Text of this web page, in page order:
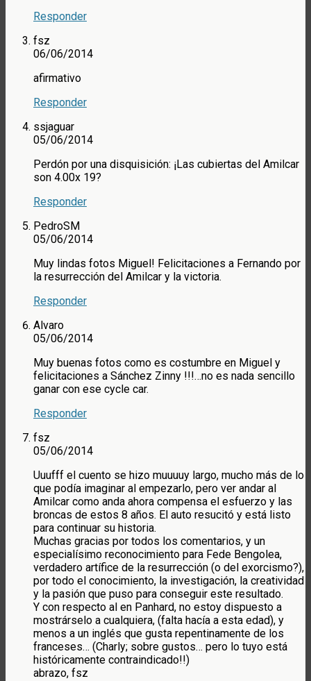
Responder
fsz
06/06/2014
afirmativo
Responder
ssjaguar
05/06/2014
Perdón por una disquisición: ¡Las cubiertas del Amilcar
son 4.00x 19?
Responder
PedroSM
05/06/2014
Muy lindas fotos Miguel! Felicitaciones a Fernando por
la resurrección del Amilcar y la victoria.
Responder
Alvaro
05/06/2014
Muy buenas fotos como es costumbre en Miguel y
felicitaciones a Sánchez Zinny !!!…no es nada sencillo
ganar con ese cycle car.
Responder
fsz
05/06/2014
Uuufff el cuento se hizo muuuuy largo, mucho más de lo
que podía imaginar al empezarlo, pero ver andar al
Amilcar como anda ahora compensa el esfuerzo y las
broncas de estos 8 años. El auto resucitó y está listo
para continuar su historia.
Muchas gracias por todos los comentarios, y un
especialísimo reconocimiento para Fede Bengolea,
verdadero artífice de la resurrección (o del exorcismo?),
por todo el conocimiento, la investigación, la creatividad
y la pasión que puso para conseguir este resultado.
Y con respecto al en Panhard, no estoy dispuesto a
mostrárselo a cualquiera, (falta hacía a esta edad), y
menos a un inglés que gusta repentinamente de los
franceses… (Charly; sobre gustos… pero lo tuyo está
históricamente contraindicado!!)
abrazo, fsz